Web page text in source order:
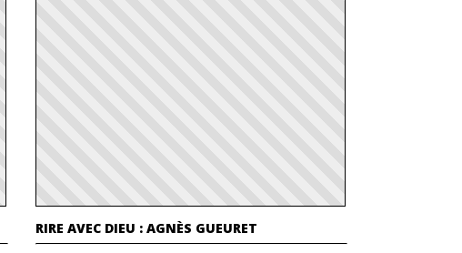
RIRE AVEC DIEU : AGNÈS GUEURET